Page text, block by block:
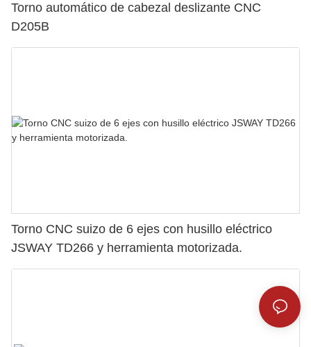
Torno automático de cabezal deslizante CNC
D205B
Torno CNC suizo de 6 ejes con husillo eléctrico
JSWAY TD266 y herramienta motorizada.